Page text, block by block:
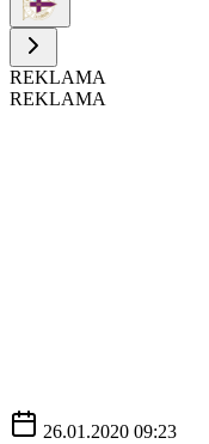
REKLAMA
REKLAMA
26.01.2020 09:23